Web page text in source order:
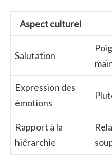
Aspect culturel
Salutation
Expression des
émotions
Rapport à la
hiérarchie